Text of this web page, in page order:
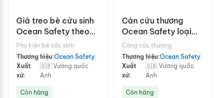
Giá treo bè cứu sinh
Ocean Safety theo
chiều dọc
Phụ kiện bè cứu sinh
Thương hiệu:Ocean Safety
Xuất
xứ:
🇬🇧 Vương quốc
Anh
Còn hàng
Cán cứu thương
Ocean Safety loại
kéo giãn
Cáng cứu thương
Thương hiệu:Ocean Safety
Xuất
xứ:
🇬🇧 Vương quốc
Anh
Còn hàng